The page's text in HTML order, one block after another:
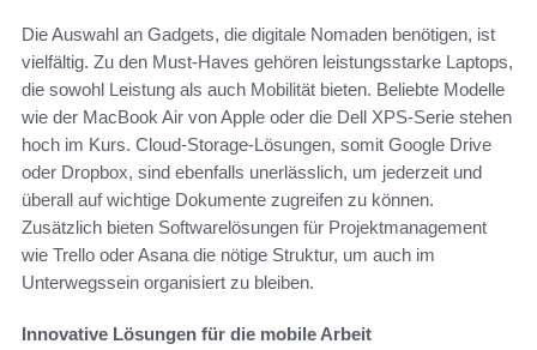
Die Auswahl an Gadgets, die digitale Nomaden benötigen, ist
vielfältig. Zu den Must-Haves gehören leistungsstarke Laptops,
die sowohl Leistung als auch Mobilität bieten. Beliebte Modelle
wie der MacBook Air von Apple oder die Dell XPS-Serie stehen
hoch im Kurs. Cloud-Storage-Lösungen, somit Google Drive
oder Dropbox, sind ebenfalls unerlässlich, um jederzeit und
überall auf wichtige Dokumente zugreifen zu können.
Zusätzlich bieten Softwarelösungen für Projektmanagement
wie Trello oder Asana die nötige Struktur, um auch im
Unterwegssein organisiert zu bleiben.
Innovative Lösungen für die mobile Arbeit